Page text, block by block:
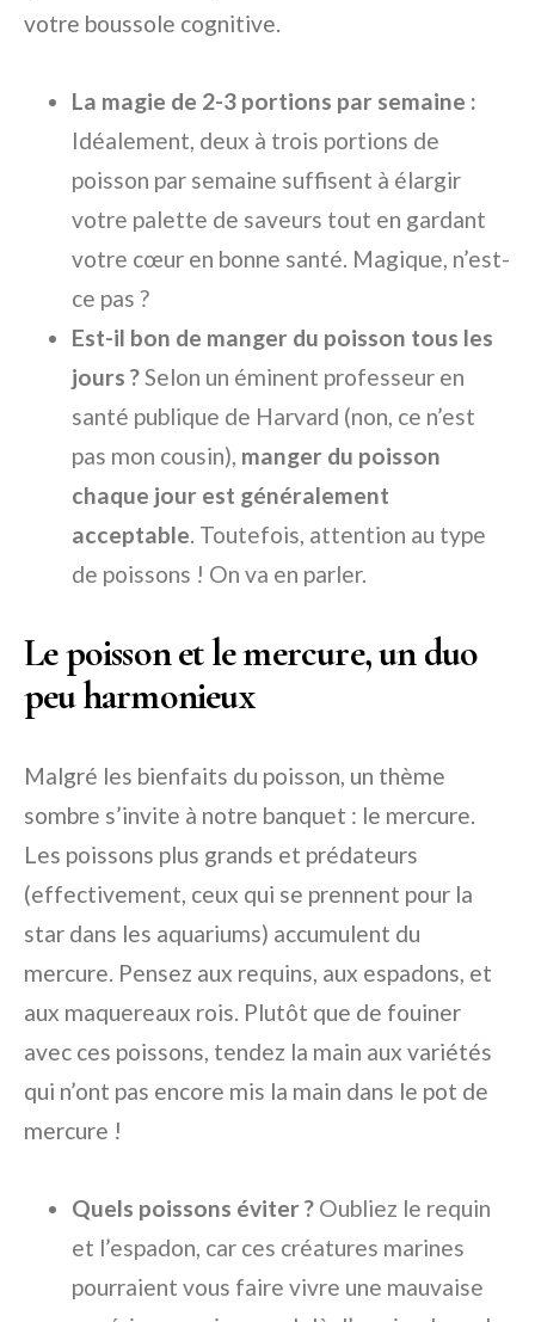
votre boussole cognitive.
La magie de 2-3 portions par semaine :
Idéalement, deux à trois portions de
poisson par semaine suffisent à élargir
votre palette de saveurs tout en gardant
votre cœur en bonne santé. Magique, n’est-
ce pas ?
Est-il bon de manger du poisson tous les
jours ? Selon un éminent professeur en
santé publique de Harvard (non, ce n’est
pas mon cousin), manger du poisson
chaque jour est généralement
acceptable . Toutefois, attention au type
de poissons ! On va en parler.
Le poisson et le mercure, un duo
peu harmonieux
Malgré les bienfaits du poisson, un thème
sombre s’invite à notre banquet : le mercure.
Les poissons plus grands et prédateurs
(effectivement, ceux qui se prennent pour la
star dans les aquariums) accumulent du
mercure. Pensez aux requins, aux espadons, et
aux maquereaux rois. Plutôt que de fouiner
avec ces poissons, tendez la main aux variétés
qui n’ont pas encore mis la main dans le pot de
mercure !
Quels poissons éviter ? Oubliez le requin
et l’espadon, car ces créatures marines
pourraient vous faire vivre une mauvaise